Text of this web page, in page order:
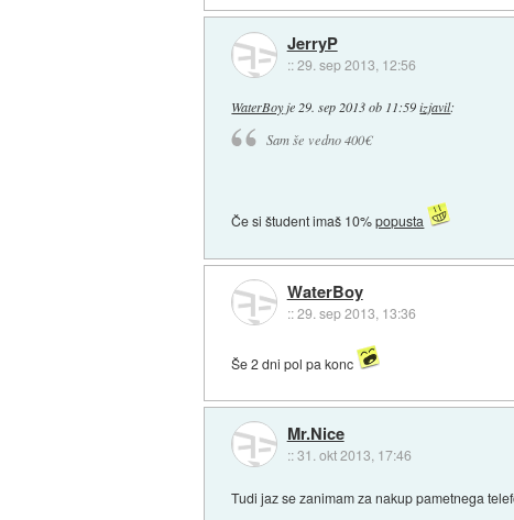
JerryP
::29. sep 2013, 12:56
WaterBoyje 29. sep 2013 ob 11:59 izjavil:
Sam še vedno 400€
Če si študent imaš 10%popusta
WaterBoy
::29. sep 2013, 13:36
Še 2 dni pol pa konc
Mr.Nice
::31. okt 2013, 17:46
Tudi jaz se zanimam za nakup pametnega